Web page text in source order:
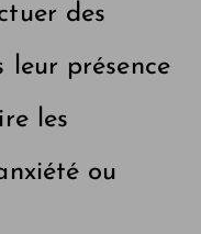
des
leur présence
les
ou